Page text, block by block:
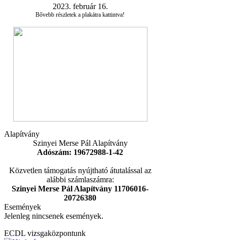
2023. február 16.
Bővebb részletek a plakátra kattintva!
Alapítvány
Szinyei Merse Pál Alapítvány
Adószám: 19672988-1-42
Közvetlen támogatás nyújtható átutalással az
alábbi számlaszámra:
Szinyei Merse Pál Alapítvány 11706016-
20726380
Események
Jelenleg nincsenek események.
ECDL vizsgaközpontunk